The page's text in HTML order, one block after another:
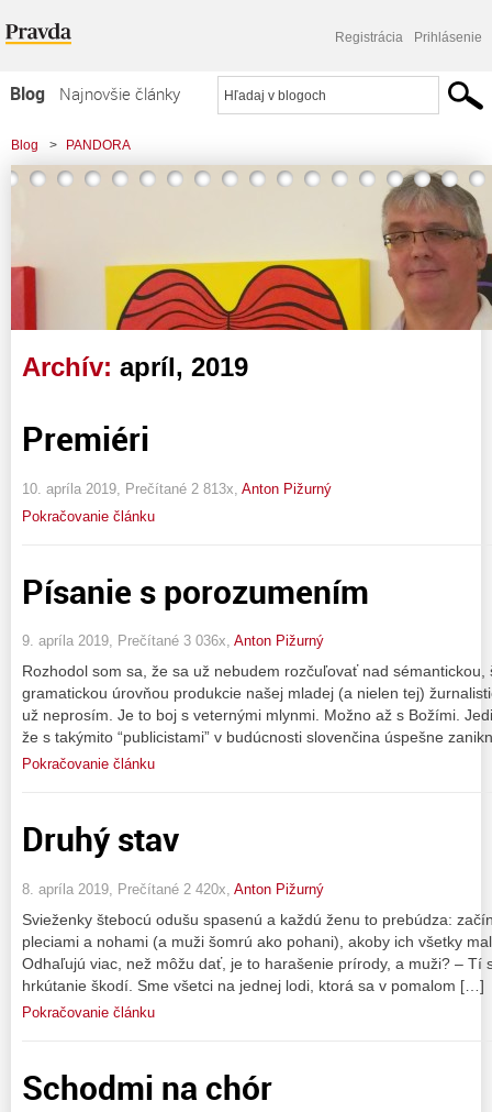
Registrácia Prihlásenie
Blog
Najnovšie články
Najčítanejšie články
Najkomentovanejšie články
Komerčné blogy
Blog > PANDORA
Archív: apríl, 2019
Premiéri
10. apríla 2019, Prečítané 2 813x, Anton Pižurný
Pokračovanie článku
Písanie s porozumením
9. apríla 2019, Prečítané 3 036x, Anton Pižurný
Rozhodol som sa, že sa už nebudem rozčuľovať nad sémantickou,
gramatickou úrovňou produkcie našej mladej (a nielen tej)
už neprosím. Je to boj s veternými mlynmi. Možno až s Božími.
že s takýmito “publicistami” v budúcnosti slovenčina úspešne
Pokračovanie článku
Druhý stav
8. apríla 2019, Prečítané 2 420x, Anton Pižurný
Svieženky štebocú odušu spasenú a každú ženu to prebúdza:
pleciami a nohami (a muži šomrú ako pohani), akoby ich všetky
Odhaľujú viac, než môžu dať, je to harašenie prírody, a muži? – Tí
hrkútanie škodí. Sme všetci na jednej lodi, ktorá sa v pomalom […]
Pokračovanie článku
Schodmi na chór